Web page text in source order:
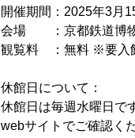
開催期間：2025年3月
会場 ：京都鉄道博物
観覧料 ：無料 ※要入
休館日について：
休館日は毎週水曜日で
webサイトでご確認く